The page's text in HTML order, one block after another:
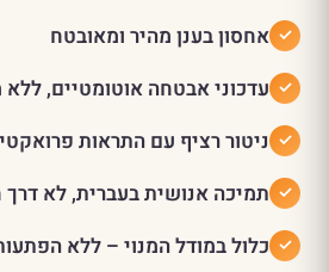
אחסון בענן מהיר ומאובטח
עדכוני אבטחה אוטומטיים,
ניטור רציף עם התראות
תמיכה אנושית בעברית, לא דרך
כלול במודל המנוי – ללא